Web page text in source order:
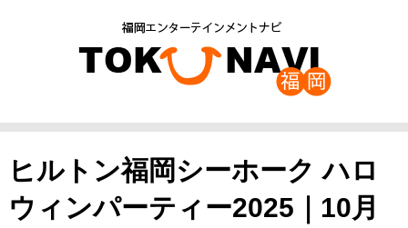
ヒルトン福岡シーホーク ハロ
ウィンパーティー2025｜10月